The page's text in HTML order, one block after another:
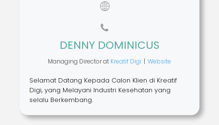
DENNY DOMINICUS
Managing Directorat Kreatif Digi | Website
Selamat Datang Kepada Calon Klien di Kreatif
Digi, yang Melayani Industri Kesehatan yang
selalu Berkembang.